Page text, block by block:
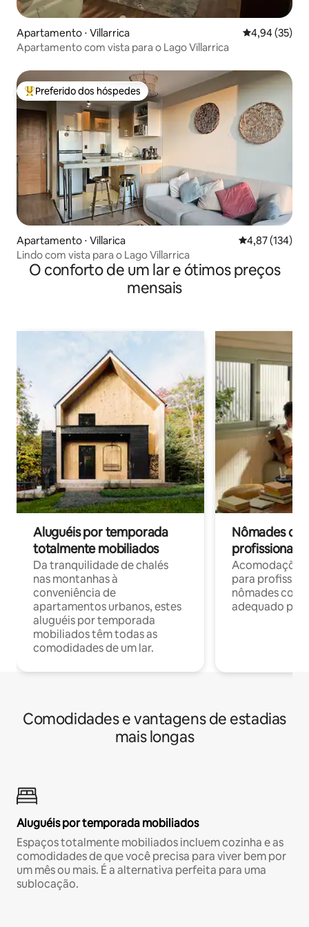
Apartamento ⋅ Villarrica 4,94 de uma
4,94 (35)
Apartamento com vista para o Lago Villarrica
Entre os melhores preferidos dos hóspedes
Preferido dos hóspedes
Apartamento ⋅ Villarica 4,87 de uma
4,87 (134)
Lindo com vista para o Lago Villarrica
O conforto de um lar e ótimos preços
mensais
Aluguéis por temporada
totalmente mobiliados
Da tranquilidade de chalés
nas montanhas à
conveniência de
apartamentos urbanos, estes
aluguéis por temporada
mobiliados têm todas as
comodidades de um lar.
Nômades
profissionais
para
nômades com
adequado
Comodidades e vantagens de estadias
mais longas
Aluguéis por temporada mobiliados
Espaços totalmente mobiliados incluem cozinha e as
comodidades de que você precisa para viver bem por
um mês ou mais. É a alternativa perfeita para uma
sublocação.